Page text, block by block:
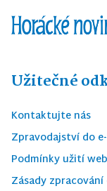
Užitečné
Kontaktujte nás
Zpravodajství do
Podmínky užití
Zásady